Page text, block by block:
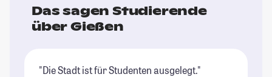
Das sagen Studierende
über Gießen
"Die Stadt ist für Studenten ausgelegt."